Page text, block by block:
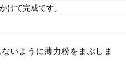
けて完成です。
いように薄力粉をまぶしま